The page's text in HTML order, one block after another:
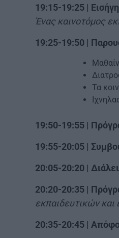
19:15-19:25 |
Ένας καινοτόμος
19:25-19:50 |
Τα
19:50-19:55 |
19:55-20:05 |
20:05-20:20 |
20:20-20:35 |
εκπαιδευτικών
20:35-20:45 |